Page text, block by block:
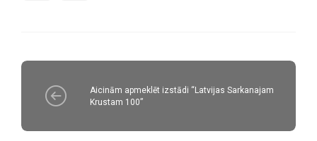
Aicinām apmeklēt izstādi “Latvijas Sarkanajam
Krustam 100”